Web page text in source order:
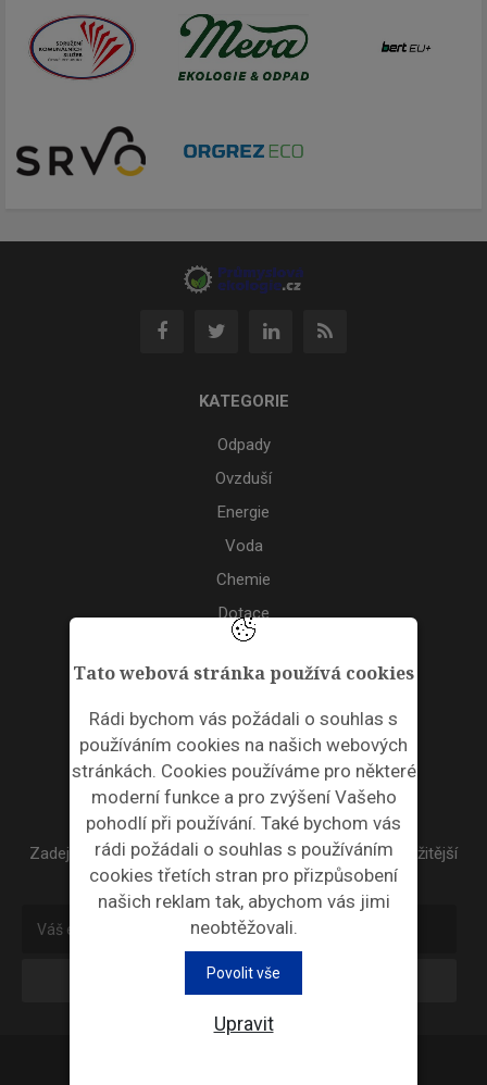
Tato webová stránka používá cookies
Rádi bychom vás požádali o souhlas s
používáním cookies na našich webových
stránkách. Cookies používáme pro některé
moderní funkce a pro zvýšení Vašeho
pohodlí při používání. Také bychom vás
rádi požádali o souhlas s používáním
cookies třetích stran pro přizpůsobení
našich reklam tak, abychom vás jimi
neobtěžovali.
Povolit vše
Upravit
KATEGORIE
Odpady
Ovzduší
Energie
Voda
Chemie
Dotace
Akce
ODPADNÍ PLASTY
NEWSLETTER
Zadejte váš email a my Vám budeme zasílat ty nejdůležitější
informace, maximálně 1x týdně.
Odebírat